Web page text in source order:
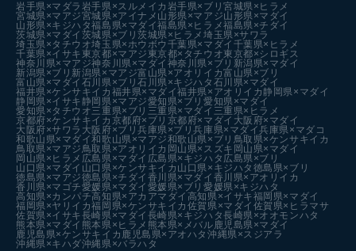
岩手県×マダラ 岩手県×スルメイカ 岩手県×ブリ宮城県×ヒラメ
宮城県×マアジ宮城県×アイナメ 山形県×マアジ山形県×マダイ
山形県×キジハタ福島県×マダイ福島県×ヒラメ福島県×チダイ
茨城県×マダイ 茨城県×ブリ茨城県×ヒラメ埼玉県×サワラ
埼玉県×タチウオ埼玉県×ホウボウ 千葉県×マダイ 千葉県×ヒラメ
千葉県×イサキ 東京都×マアジ 東京都×タチウオ東京都×シロギス
神奈川県×マアジ神奈川県×マダイ 神奈川県×ブリ 新潟県×マダイ
新潟県×ブリ 新潟県×マアジ富山県×アオリイカ富山県×ブリ
富山県×マダイ 石川県×ブリ石川県×キジハタ 石川県×マダイ
福井県×ケンサキイカ 福井県×マダイ福井県×アオリイカ 静岡県×マダイ
静岡県×イサキ 静岡県×マアジ愛知県×ブリ愛知県×マダイ
愛知県×タチウオ三重県×ブリ 三重県×マダイ 三重県×ヒラメ
京都府×ケンサキイカ 京都府×ブリ 京都府×マダイ 大阪府×マダイ
大阪府×サワラ 大阪府×ブリ兵庫県×ブリ兵庫県×マダイ兵庫県×マダコ
和歌山県×マダイ和歌山県×マアジ和歌山県×ブリ 鳥取県×ケンサキイカ
鳥取県×マアジ鳥取県×アオリイカ 岡山県×スズキ 岡山県×マダイ
岡山県×ヒラメ 広島県×マダイ 広島県×キジハタ 広島県×ブリ
山口県×マダイ 山口県×ケンサキイカ 山口県×キジハタ 徳島県×ブリ
徳島県×マアジ徳島県×チダイ 香川県×マダイ 香川県×アオリイカ
香川県×マゴチ愛媛県×マダイ 愛媛県×ブリ愛媛県×キジハタ
高知県×カンパチ高知県×アカアマダイ 高知県×イサキ福岡県×マダイ
福岡県×ヤリイカ福岡県×ケンサキイカ 佐賀県×マダイ 佐賀県×ヒラマサ
佐賀県×イサキ長崎県×マダイ 長崎県×キジハタ長崎県×オオモンハタ
熊本県×マダイ 熊本県×ヒラメ 熊本県×メバル鹿児島県×マダイ
鹿児島県×ケンサキイカ 鹿児島県×アオハタ沖縄県×スジアラ
沖縄県×キハダ沖縄県×バラハタ